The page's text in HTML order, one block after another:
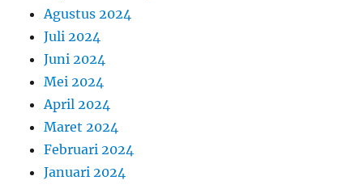
Agustus 2024
Juli 2024
Juni 2024
Mei 2024
April 2024
Maret 2024
Februari 2024
Januari 2024